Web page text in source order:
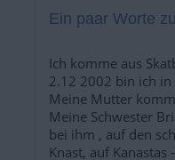
Ein paar Worte
Ich komme aus
2.12 2002 bin ich
Meine Mutter
Meine Schwester
bei ihm , auf den
Knast, auf Kanastas